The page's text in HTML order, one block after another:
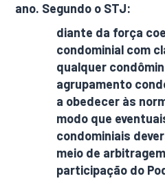
ano. Segundo o STJ:
diante da força
condominial com
qualquer
agrupamento
a obedecer às
modo que
condominiais
meio de
participação do